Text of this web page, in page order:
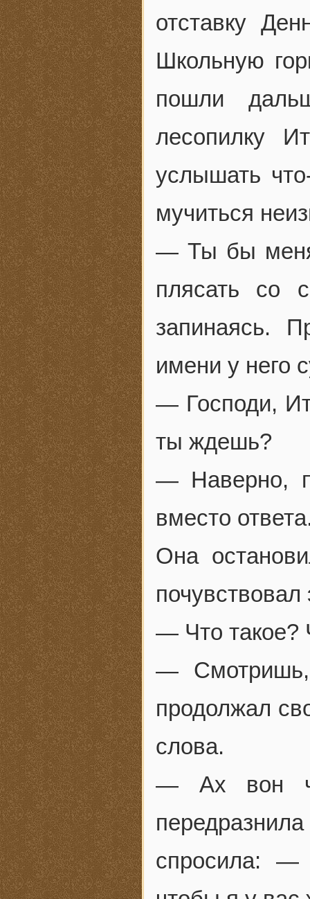
отставку
Школьную
пошли
лесопилку
услышать
мучиться
— Ты бы меня
плясать со
запинаясь.
имени у него
— Господи,
ты ждешь?
— Наверно,
вместо
Она
— Что такое?
—
продолжал
слова.
— Ах вон
спросила: —